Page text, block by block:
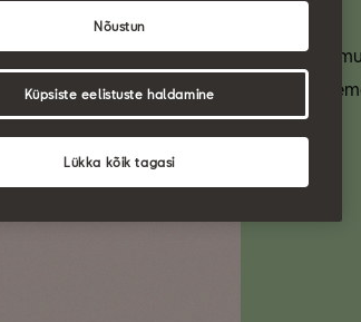
Tõeline
elu
täna.
Lükka kõik tagasi
Nõustun
Küpsiste eelistuste haldamine